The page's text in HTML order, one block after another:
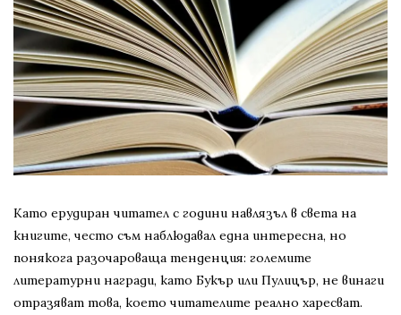
Като ерудиран читател с години навлязъл в света на
книгите, често съм наблюдавал една интересна, но
понякога разочароваща тенденция: големите
литературни награди, като Букър или Пулицър, не винаги
отразяват това, което читателите реално харесват.